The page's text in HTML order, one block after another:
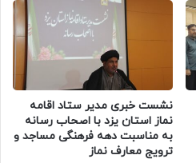
نشست خبری مدیر ستاد اقامه
نماز استان یزد با اصحاب رسانه
به مناسبت دهه فرهنگی مساجد و
ترویج معارف نماز